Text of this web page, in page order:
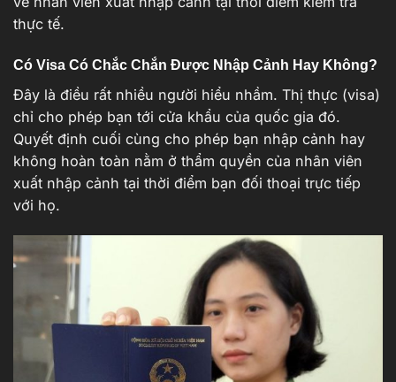
thực tế.
Có Visa Có Chắc Chắn Được Nhập Cảnh Hay Không?
Đây là điều rất nhiều người hiểu nhầm. Thị thực (visa)
chỉ cho phép bạn tới cửa khẩu của quốc gia đó.
Quyết định cuối cùng cho phép bạn nhập cảnh hay
không hoàn toàn nằm ở thẩm quyền của nhân viên
xuất nhập cảnh tại thời điểm bạn đối thoại trực tiếp
với họ.